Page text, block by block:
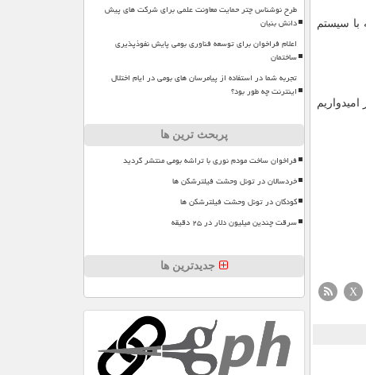
با سیستم
X
طرح نوشناس چتر حمایت معاونت علمی برای شرکت های پیش
دانش بنیان
اعلام فراخوان برای توسعه فناوری بومی پایش نفوذپذیری
ساختمان
تجربه شما در استفاده از پیامرسان های بومی در ایام اختلال
اینترنت چه طور بود؟
پربحث ترین ها
فراخوان ساخت مودم نوری با تراشه بومی منتشر گردید
خردسالان در تونل وحشت فیلترشکن ها
کودکان در تونل وحشت فیلترشکن ها
سرقت چندین میلیون دلار در ۲۵ دقیقه
جدیدترین ها